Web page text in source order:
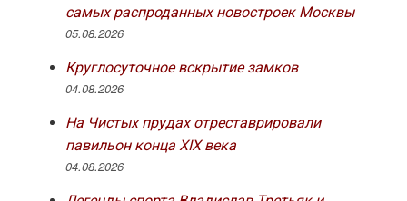
самых распроданных новостроек Москвы
05.08.2026
Круглосуточное вскрытие замков
04.08.2026
На Чистых прудах отреставрировали
павильон конца XIX века
04.08.2026